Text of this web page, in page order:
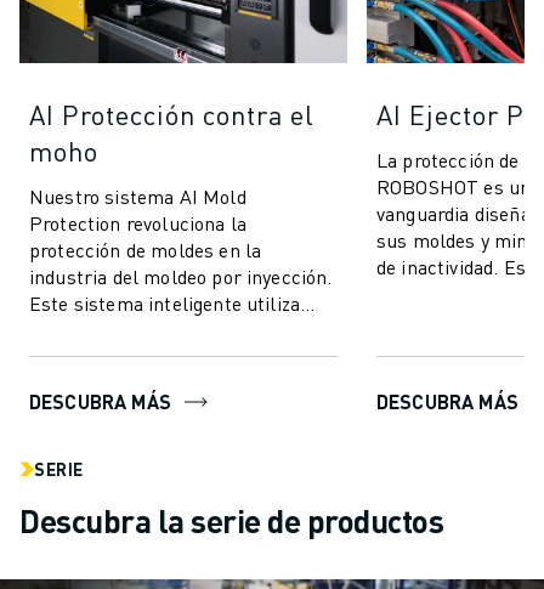
AI Protección contra el
moho
Nuestro sistema AI Mold
Protection revoluciona la
protección de moldes en la
industria del moldeo por inyección.
Este sistema inteligente utiliza
par para ofrecer ...
DESCUBRA MÁS
AI Ejector
La protección de
ROBOSHOT es un
vanguardia
sus moldes y
de inactividad.
DESCUBRA MÁS
SERIE
Descubra la serie de productos